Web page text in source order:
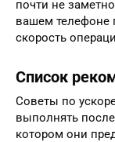
почти не
вашем телефоне
скорость
Список
Советы по
выполнять
котором они